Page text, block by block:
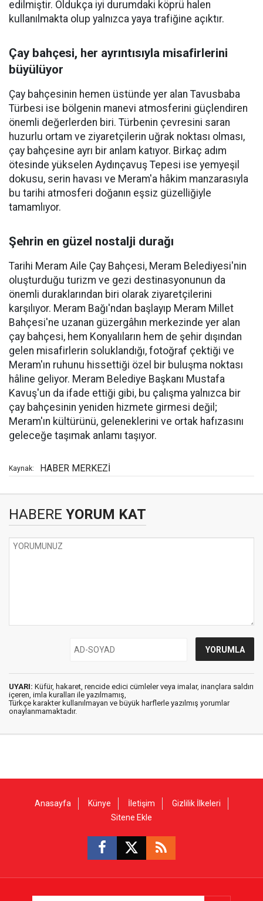
edilmiştir. Oldukça iyi durumdaki köprü halen
kullanılmakta olup yalnızca yaya trafiğine açıktır.
Çay bahçesi, her ayrıntısıyla misafirlerini
büyülüyor
Çay bahçesinin hemen üstünde yer alan Tavusbaba
Türbesi ise bölgenin manevi atmosferini güçlendiren
önemli değerlerden biri. Türbenin çevresini saran
huzurlu ortam ve ziyaretçilerin uğrak noktası olması,
çay bahçesine ayrı bir anlam katıyor. Birkaç adım
ötesinde yükselen Aydınçavuş Tepesi ise yemyeşil
dokusu, serin havası ve Meram'a hâkim manzarasıyla
bu tarihi atmosferi doğanın eşsiz güzelliğiyle
tamamlıyor.
Şehrin en güzel nostalji durağı
Tarihi Meram Aile Çay Bahçesi, Meram Belediyesi'nin
oluşturduğu turizm ve gezi destinasyonunun da
önemli duraklarından biri olarak ziyaretçilerini
karşılıyor. Meram Bağı'ndan başlayıp Meram Millet
Bahçesi'ne uzanan güzergâhın merkezinde yer alan
çay bahçesi, hem Konyalıların hem de şehir dışından
gelen misafirlerin soluklandığı, fotoğraf çektiği ve
Meram'ın ruhunu hissettiği özel bir buluşma noktası
hâline geliyor. Meram Belediye Başkanı Mustafa
Kavuş'un da ifade ettiği gibi, bu çalışma yalnızca bir
çay bahçesinin yeniden hizmete girmesi değil;
Meram'ın kültürünü, geleneklerini ve ortak hafızasını
geleceğe taşımak anlamı taşıyor.
Kaynak: HABER MERKEZİ
HABERE YORUM KAT
UYARI: Küfür, hakaret, rencide edici cümleler veya imalar, inançlara saldırı
içeren, imla kuralları ile yazılmamış,
Türkçe karakter kullanılmayan ve büyük harflerle yazılmış yorumlar
onaylanmamaktadır.
Anasayfa Künye İletişim
Gizlilik İlkeleri
Sitene Ekle